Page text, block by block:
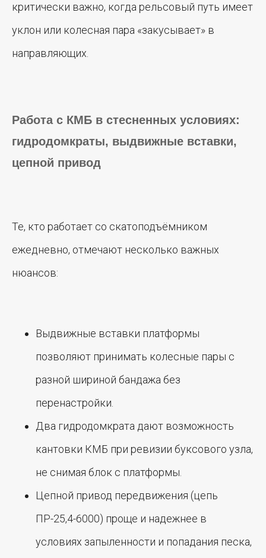
критически важно, когда рельсовый путь имеет
уклон или колесная пара «закусывает» в
направляющих.
Работа с КМБ в стесненных условиях:
гидродомкраты, выдвижные вставки,
цепной привод
Те, кто работает со скатоподъёмником
ежедневно, отмечают несколько важных
нюансов:
Выдвижные вставки платформы
позволяют принимать колесные пары с
разной шириной бандажа без
перенастройки.
Два гидродомкрата дают возможность
кантовки КМБ при ревизии буксового узла,
не снимая блок с платформы.
Цепной привод передвижения (цепь
ПР-25,4-6000) проще и надежнее в
условиях запыленности и попадания песка,